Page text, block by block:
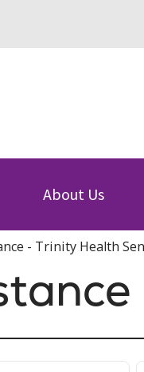
About Us
- Trinity Health